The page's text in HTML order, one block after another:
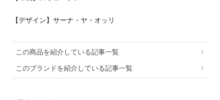
【デザイン】サーナ・ヤ・オッリ
この商品を紹介している記事一覧
このブランドを紹介している記事一覧